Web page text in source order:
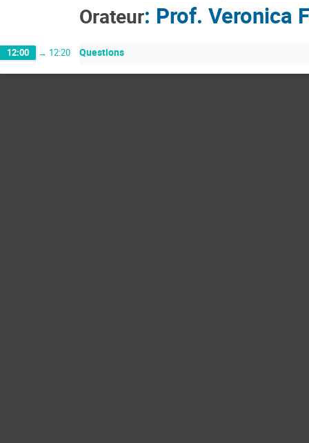
Orateur: Prof. Veronica
12:00 → 12:20 Questions